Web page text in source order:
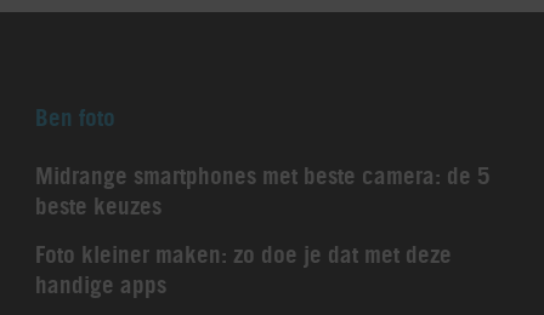
Ben foto
Midrange smartphones met beste camera: de 5
beste keuzes
Foto kleiner maken: zo doe je dat met deze
handige apps